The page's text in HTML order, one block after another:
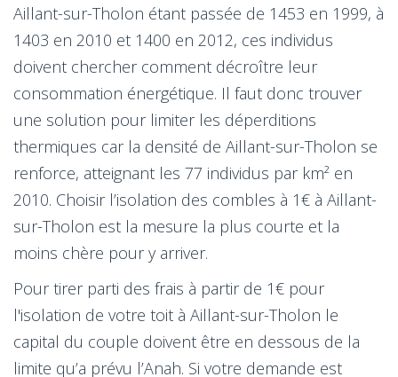
Aillant-sur-Tholon étant passée de 1453 en 1999, à
1403 en 2010 et 1400 en 2012, ces individus
doivent chercher comment décroître leur
consommation énergétique. Il faut donc trouver
une solution pour limiter les déperditions
thermiques car la densité de Aillant-sur-Tholon se
renforce, atteignant les 77 individus par km² en
2010. Choisir l’isolation des combles à 1€ à Aillant-
sur-Tholon est la mesure la plus courte et la
moins chère pour y arriver.
Pour tirer parti des frais à partir de 1€ pour
l'isolation de votre toit à Aillant-sur-Tholon le
capital du couple doivent être en dessous de la
limite qu’a prévu l’Anah. Si votre demande est